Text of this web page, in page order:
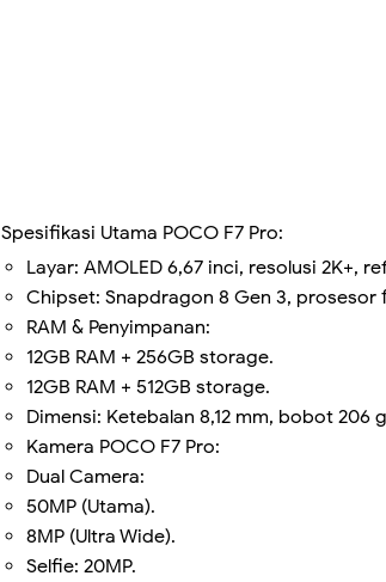
Spesifikasi Utama POCO F7 Pro:
Layar: AMOLED 6,67 inci, resolusi 2K+,
Chipset: Snapdragon 8 Gen 3, prosesor
RAM & Penyimpanan:
12GB RAM + 256GB storage.
12GB RAM + 512GB storage.
Dimensi: Ketebalan 8,12 mm, bobot 206
Kamera POCO F7 Pro:
Dual Camera:
50MP (Utama).
8MP (Ultra Wide).
Selfie: 20MP.